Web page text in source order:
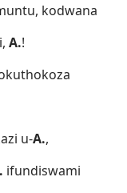
kodwana
A.!
u-A.,
ifundiswami